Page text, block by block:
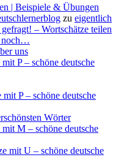
| Beispiele & Übungen
zu eigentlich
– Wortschätze teilen
noch…
uns
P – schöne deutsche
P – schöne deutsche
Wörter
M – schöne deutsche
mit U – schöne deutsche